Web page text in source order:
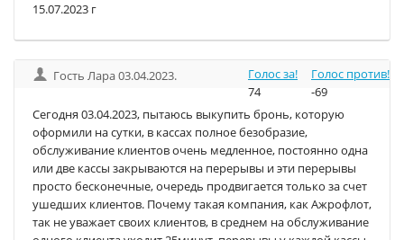
15.07.2023 г
Гость Лара 03.04.2023.
Голос за!
74
Голос против!
-69
Сегодня 03.04.2023, пытаюсь выкупить бронь, которую
оформили на сутки, в кассах полное безобразие,
обслуживание клиентов очень медленное, постоянно одна
или две кассы закрываются на перерывы и эти перерывы
просто бесконечные, очередь продвигается только за счет
ушедших клиентов. Почему такая компания, как Ажрофлот,
так не уважает своих клиентов, в среднем на обслуживание